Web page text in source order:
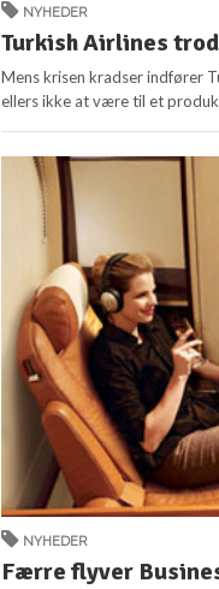
NYHEDER
Turkish Airlines
Mens krisen kradser indfører
ellers ikke at være til et
NYHEDER
Færre flyver